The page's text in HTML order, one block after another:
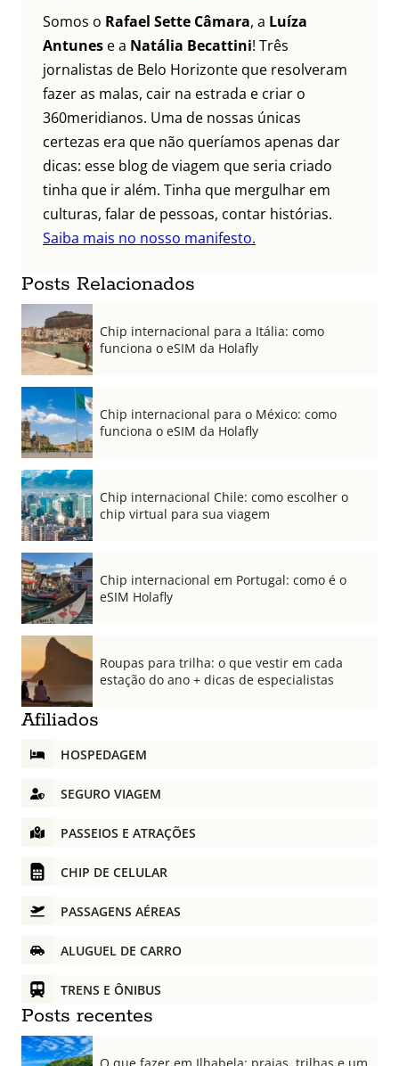
Somos o Rafael Sette Câmara, a Luíza
Antunes e a Natália Becattini! Três
jornalistas de Belo Horizonte que resolveram
fazer as malas, cair na estrada e criar o
360meridianos. Uma de nossas únicas
certezas era que não queríamos apenas dar
dicas: esse blog de viagem que seria criado
tinha que ir além. Tinha que mergulhar em
culturas, falar de pessoas, contar histórias.
Saiba mais no nosso manifesto.
Posts Relacionados
Chip internacional para a Itália: como
funciona o eSIM da Holafly
Chip internacional para o México: como
funciona o eSIM da Holafly
Chip internacional Chile: como escolher o
chip virtual para sua viagem
Chip internacional em Portugal: como é o
eSIM Holafly
Roupas para trilha: o que vestir em cada
estação do ano + dicas de especialistas
Afiliados
HOSPEDAGEM
SEGURO VIAGEM
PASSEIOS E ATRAÇÕES
CHIP DE CELULAR
PASSAGENS AÉREAS
ALUGUEL DE CARRO
TRENS E ÔNIBUS
Posts recentes